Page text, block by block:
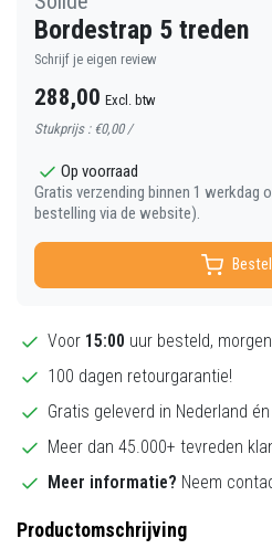
Bordestrap 5 treden
Schrijf je eigen review
288,00 Excl. btw
Stukprijs : €0,00 /
Op voorraad
Gratis verzending binnen 1 werkdag
bestelling via de website).
Voor 15:00 uur besteld,
100 dagen retourgarantie!
Gratis geleverd in Nederland
Meer dan 45.000+ tevreden
Meer informatie? Neem
Productomschrijving